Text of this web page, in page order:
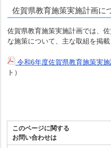
佐賀県教育施策実施計画に
佐賀県教育施策実施計画では、
な施策について、主な取組を掲載
令和6年度佐賀県教育施策実
ト）
このページに関する
お問い合わせは